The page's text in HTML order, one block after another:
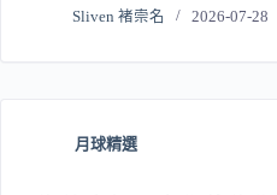
Sliven 褚崇名 2026-07-28
月球精選